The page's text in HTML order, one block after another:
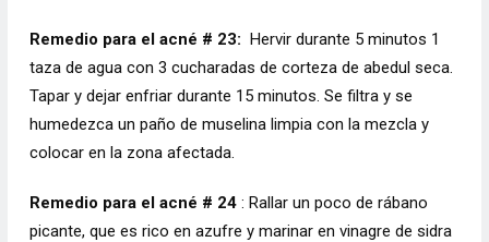
Remedio para el acné # 23: Hervir durante 5 minutos 1
taza de agua con 3 cucharadas de corteza de abedul seca.
Tapar y dejar enfriar durante 15 minutos. Se filtra y se
humedezca un paño de muselina limpia con la mezcla y
colocar en la zona afectada.
Remedio para el acné # 24: Rallar un poco de rábano
picante, que es rico en azufre y marinar en vinagre de sidra